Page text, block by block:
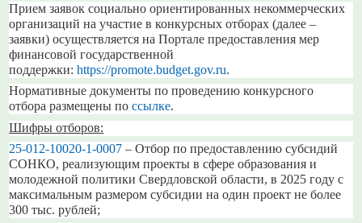
Прием заявок социально ориентированных некоммерческих
организаций на участие в конкурсных отборах (далее –
заявки) осуществляется на Портале предоставления мер
финансовой государственной
поддержки: https://promote.budget.gov.ru.
Нормативные документы по проведению конкурсного
отбора размещены по ссылке.
Шифры отборов:
25-012-10020-1-0007 – Отбор по предоставлению субсидий
СОНКО, реализующим проекты в сфере образования и
молодежной политики Свердловской области, в 2025 году с
максимальным размером субсидии на один проект не более
300 тыс. рублей;